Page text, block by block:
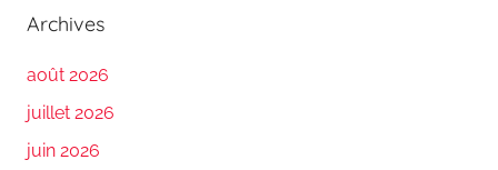
Archives
août 2026
juillet 2026
juin 2026